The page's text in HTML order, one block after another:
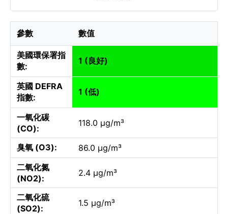
參數 數值
美國環保署指
數:
1 (良好)
英國 DEFRA
指數:
1 (低)
一氧化碳
(CO):
118.0 µg/m³
臭氧 (O3):
86.0 µg/m³
二氧化氮
(NO2):
2.4 µg/m³
二氧化硫
(SO2):
1.5 µg/m³